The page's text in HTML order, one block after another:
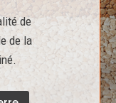
de
de la